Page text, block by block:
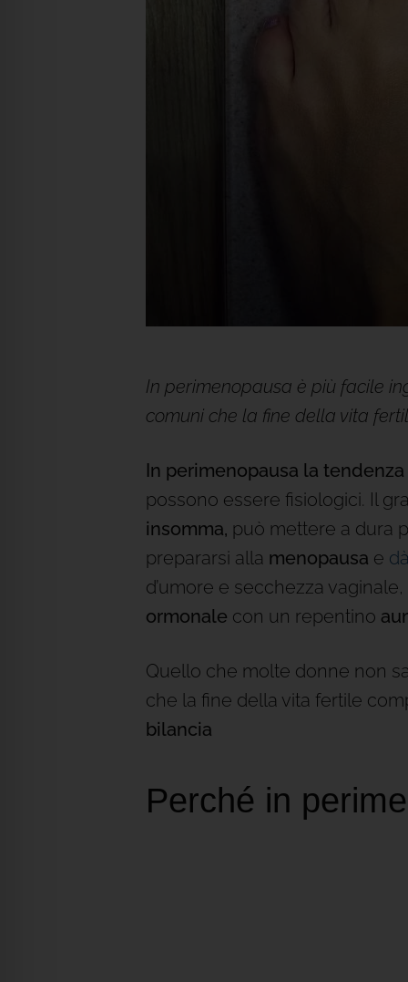
In perimenopausa è più facile
comuni che la fine della vita
In perimenopausa la
possono essere fisiologici. Il
insomma, può mettere a dura
prepararsi alla menopausa e
d’umore e secchezza vaginale,
ormonale con un repentino
Quello che molte donne non
che la fine della vita fertile
bilancia
Perché in